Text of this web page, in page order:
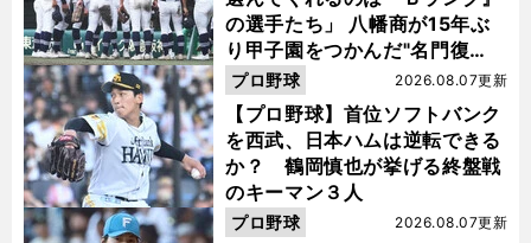
の選手たち」 八幡商が15年ぶ
り甲子園をつかんだ"名門復
活"の舞台裏
【プロ野球】首位ソフトバンク
を西武、日本ハムは逆転できる
か？ 鶴岡慎也が挙げる終盤戦
のキーマン３人
2026.08.07更新
プロ野球
2026.08.07更新
プロ野球